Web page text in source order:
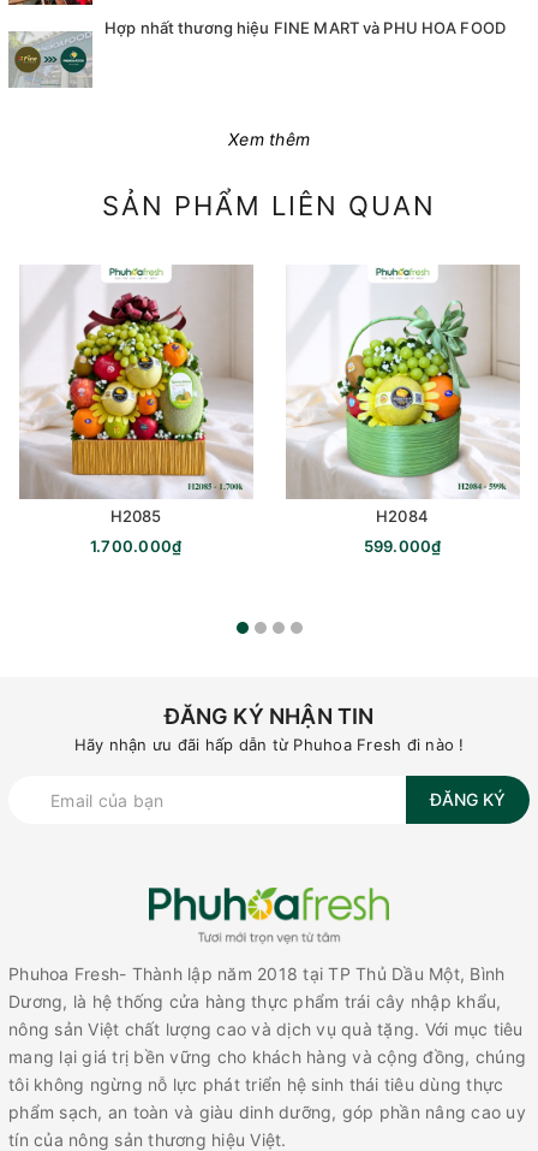
Hợp nhất thương hiệu FINE MART và PHU HOA FOOD
Xem thêm
SẢN PHẨM LIÊN QUAN
H2085
1.700.000₫
H2084
599.000₫
ĐĂNG KÝ NHẬN TIN
Hãy nhận ưu đãi hấp dẫn từ Phuhoa Fresh đi nào !
ĐĂNG KÝ
Phuhoa Fresh- Thành lập năm 2018 tại TP Thủ Dầu Một, Bình
Dương, là hệ thống cửa hàng thực phẩm trái cây nhập khẩu,
nông sản Việt chất lượng cao và dịch vụ quà tặng. Với mục tiêu
mang lại giá trị bền vững cho khách hàng và cộng đồng, chúng
tôi không ngừng nỗ lực phát triển hệ sinh thái tiêu dùng thực
phẩm sạch, an toàn và giàu dinh dưỡng, góp phần nâng cao uy
tín của nông sản thương hiệu Việt.